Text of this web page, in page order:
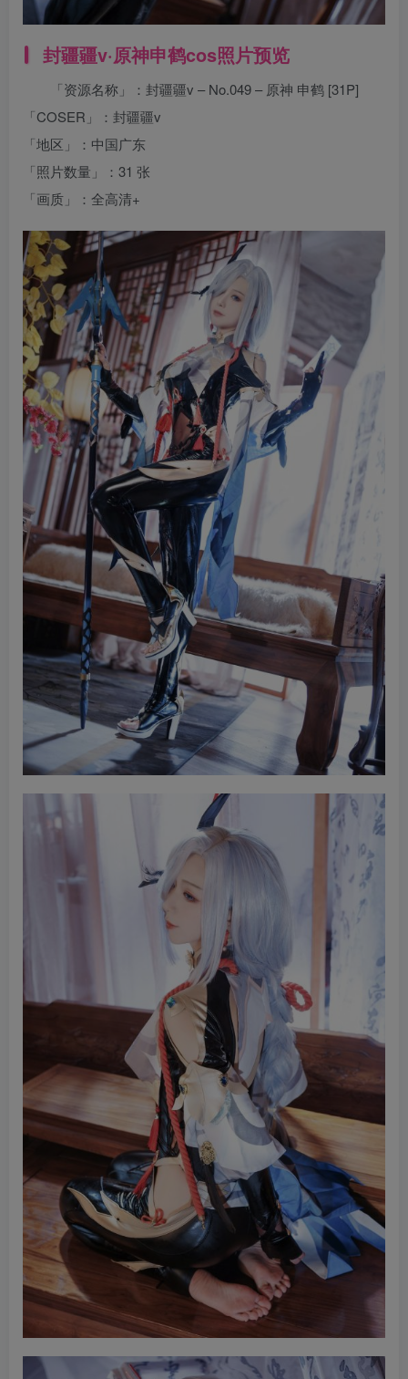
封疆疆v·原神申鹤cos照片预览
「资源名称」：封疆疆v – No.049 – 原神 申鹤 [31P]
「COSER」：封疆疆v
「地区」：中国广东
「照片数量」：31 张
「画质」：全高清+